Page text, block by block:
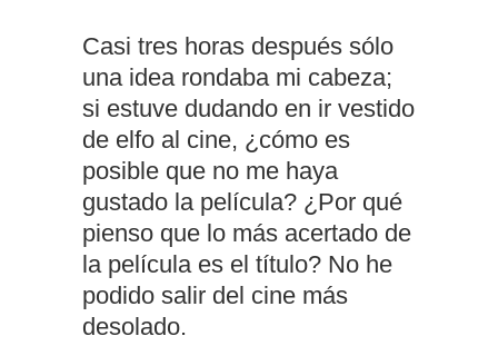
Casi tres horas después sólo
una idea rondaba mi cabeza;
si estuve dudando en ir vestido
de elfo al cine, ¿cómo es
posible que no me haya
gustado la película? ¿Por qué
pienso que lo más acertado de
la película es el título? No he
podido salir del cine más
desolado.